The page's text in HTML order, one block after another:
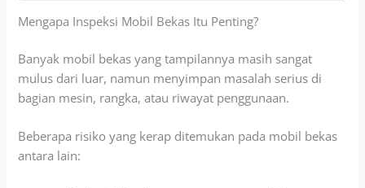
Mengapa Inspeksi Mobil Bekas Itu Penting?
Banyak mobil bekas yang tampilannya masih sangat
mulus dari luar, namun menyimpan masalah serius di
bagian mesin, rangka, atau riwayat penggunaan.
Beberapa risiko yang kerap ditemukan pada mobil bekas
antara lain: